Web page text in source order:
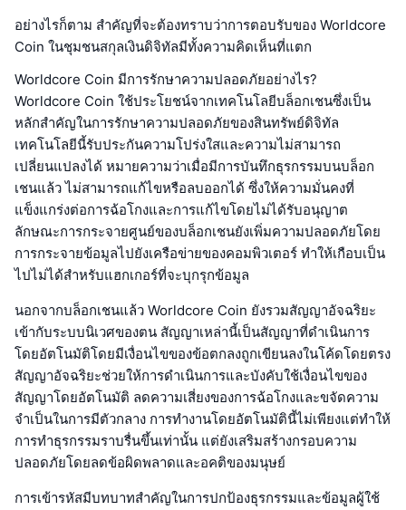
อย่างไรก็ตาม สำคัญที่จะต้องทราบว่าการตอบรับของ Worldcore
Coin ในชุมชนสกุลเงินดิจิทัลมีทั้งความคิดเห็นที่แตก
Worldcore Coin มีการรักษาความปลอดภัยอย่างไร?
Worldcore Coin ใช้ประโยชน์จากเทคโนโลยีบล็อกเชนซึ่งเป็น
หลักสำคัญในการรักษาความปลอดภัยของสินทรัพย์ดิจิทัล
เทคโนโลยีนี้รับประกันความโปร่งใสและความไม่สามารถ
เปลี่ยนแปลงได้ หมายความว่าเมื่อมีการบันทึกธุรกรรมบนบล็อก
เชนแล้ว ไม่สามารถแก้ไขหรือลบออกได้ ซึ่งให้ความมั่นคงที่
แข็งแกร่งต่อการฉ้อโกงและการแก้ไขโดยไม่ได้รับอนุญาต
ลักษณะการกระจายศูนย์ของบล็อกเชนยังเพิ่มความปลอดภัยโดย
การกระจายข้อมูลไปยังเครือข่ายของคอมพิวเตอร์ ทำให้เกือบเป็น
ไปไม่ได้สำหรับแฮกเกอร์ที่จะบุกรุกข้อมูล
นอกจากบล็อกเชนแล้ว Worldcore Coin ยังรวมสัญญาอัจฉริยะ
เข้ากับระบบนิเวศของตน สัญญาเหล่านี้เป็นสัญญาที่ดำเนินการ
โดยอัตโนมัติโดยมีเงื่อนไขของข้อตกลงถูกเขียนลงในโค้ดโดยตรง
สัญญาอัจฉริยะช่วยให้การดำเนินการและบังคับใช้เงื่อนไขของ
สัญญาโดยอัตโนมัติ ลดความเสี่ยงของการฉ้อโกงและขจัดความ
จำเป็นในการมีตัวกลาง การทำงานโดยอัตโนมัตินี้ไม่เพียงแต่ทำให้
การทำธุรกรรมราบรื่นขึ้นเท่านั้น แต่ยังเสริมสร้างกรอบความ
ปลอดภัยโดยลดข้อผิดพลาดและอคติของมนุษย์
การเข้ารหัสมีบทบาทสำคัญในการปกป้องธุรกรรมและข้อมูลผู้ใช้